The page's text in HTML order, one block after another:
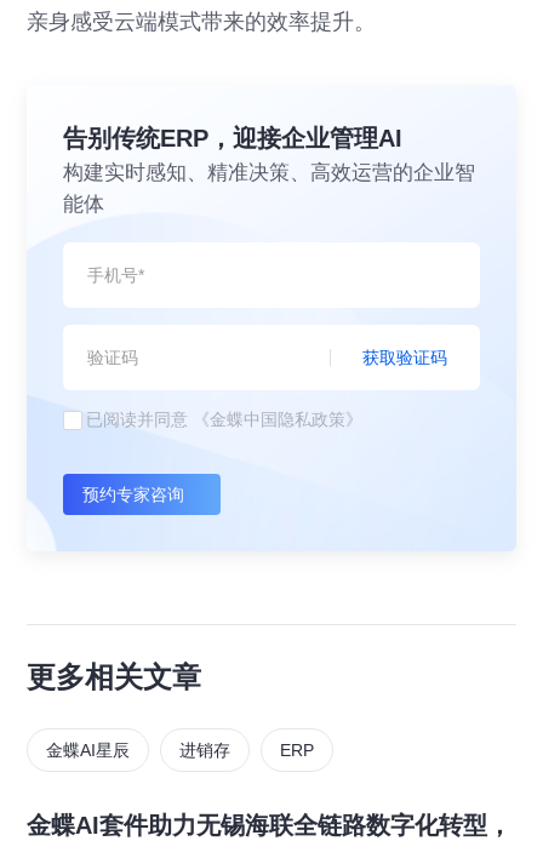
亲身感受云端模式带来的效率提升。
告别传统ERP，迎接企业管理AI
构建实时感知、精准决策、高效运营的企业智
能体
获取验证码
已阅读并同意 《金蝶中国隐私政策》
预约专家咨询
更多相关文章
金蝶AI星辰 进销存 ERP
金蝶AI套件助力无锡海联全链路数字化转型，